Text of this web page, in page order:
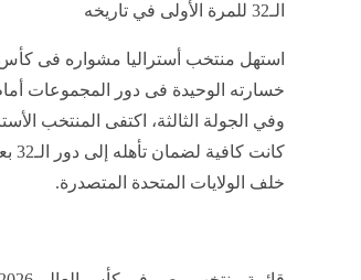
الـ32 للمرة الأولى في تاريخه
خلف الولايات المتحدة المتصدرة.